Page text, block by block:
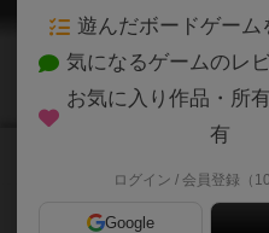
Digimon Digi-Battle
遊んだボードゲーム
気になるゲームのレ
お気に入り作品・所
有
ログイン / 会員登録（10
Google